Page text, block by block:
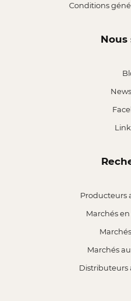
Conditions
Nous
Producteurs
Marchés
Marchés
Distributeurs